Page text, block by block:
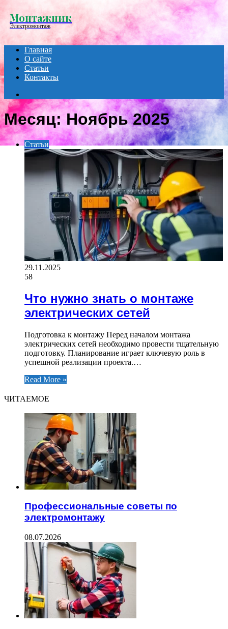
Монтажник
Электромонтаж
Главная
О сайте
Статьи
Контакты
for
Месяц:Ноябрь 2025
Статьи
29.11.2025
58
Что нужно знать о монтаже
электрических сетей
Подготовка к монтажу Перед началом монтажа
электрических сетей необходимо провести тщательную
подготовку. Планирование играет ключевую роль в
успешной реализации проекта.…
Read More »
ЧИТАЕМОЕ
Профессиональные советы по
электромонтажу
08.07.2026